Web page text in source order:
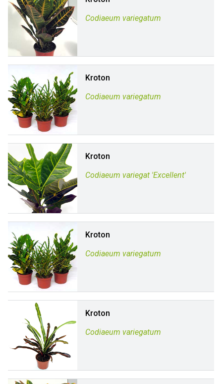
Codiaeum variegatum
Kroton
Codiaeum variegatum
Kroton
Codiaeum variegat 'Excellent'
Kroton
Codiaeum variegatum
Kroton
Codiaeum variegatum